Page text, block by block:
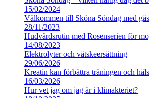
15/02/2024
Välkommen till Sköna Söndag med
28/11/2023
Hudvårdsrutin med Rosenserien för
14/08/2023
Elektrolyter och vätskeersättning
29/06/2026
Kreatin kan förbättra träningen och
16/03/2026
Hur vet jag om jag är i klimakteriet?